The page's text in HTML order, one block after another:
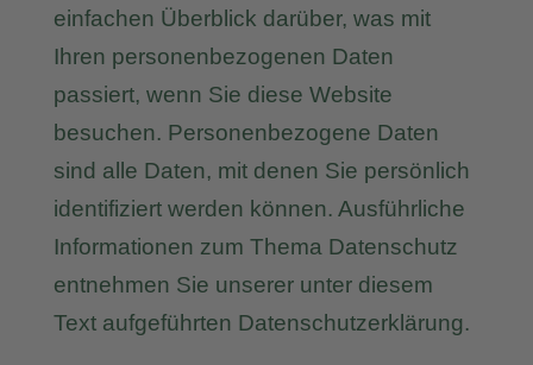
einfachen Überblick darüber, was mit
Ihren personenbezogenen Daten
passiert, wenn Sie diese Website
besuchen. Personenbezogene Daten
sind alle Daten, mit denen Sie persönlich
identifiziert werden können. Ausführliche
Informationen zum Thema Datenschutz
entnehmen Sie unserer unter diesem
Text aufgeführten Datenschutzerklärung.